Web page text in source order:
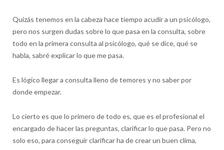
Quizás tenemos en la cabeza hace tiempo acudir a un psicólogo,
pero nos surgen dudas sobre lo que pasa en la consulta, sobre
todo en la primera consulta al psicólogo, qué se dice, qué se
habla, sabré explicar lo que me pasa.
Es lógico llegar a consulta lleno de temores y no saber por
donde empezar.
Lo cierto es que lo primero de todo es, que es el profesional el
encargado de hacer las preguntas, clarificar lo que pasa. Pero no
solo eso, para conseguir clarificar ha de crear un buen clima,